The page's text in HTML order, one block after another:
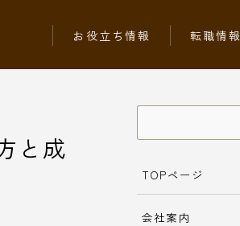
お役立ち情報 転職情報
と成
TOPページ
会社案内